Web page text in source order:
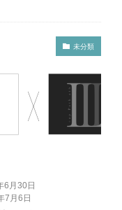
未分類
6月30日
7月6日